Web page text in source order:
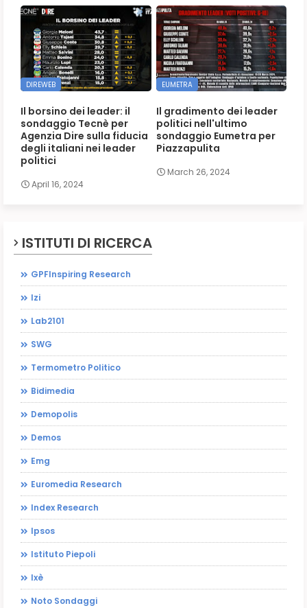
DIREWEB
Il borsino dei leader: il
sondaggio Tecnè per
Agenzia Dire sulla fiducia
degli italiani nei leader
politici
April 16, 2024
EUMETRA
Il gradimento dei leader
politici nell'ultimo
sondaggio Eumetra per
Piazzapulita
March 26, 2024
ISTITUTI DI RICERCA
GPFInspiring Research
Izi
Lab2101
SWG
Termometro Politico
Bidimedia
Demopolis
Demos
Emg
Euromedia Research
Index Research
Ipsos
Istituto Piepoli
Ixè
Noto Sondaggi